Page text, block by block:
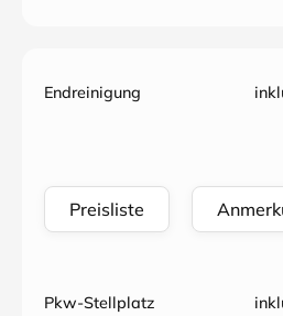
Endreinigung
Preisliste
Pkw-Stellplatz